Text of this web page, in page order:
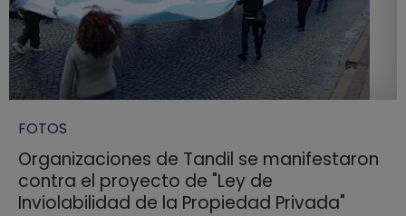
FOTOS
Organizaciones de Tandil se manifestaron
contra el proyecto de "Ley de
Inviolabilidad de la Propiedad Privada"